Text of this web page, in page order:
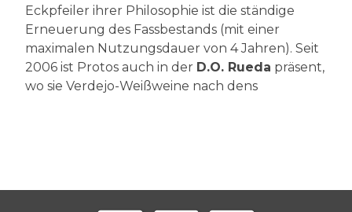
Eckpfeiler ihrer Philosophie ist die ständige
Erneuerung des Fassbestands (mit einer
maximalen Nutzungsdauer von 4 Jahren). Seit
2006 ist Protos auch in der D.O. Rueda präsent,
wo sie Verdejo-Weißweine nach dens